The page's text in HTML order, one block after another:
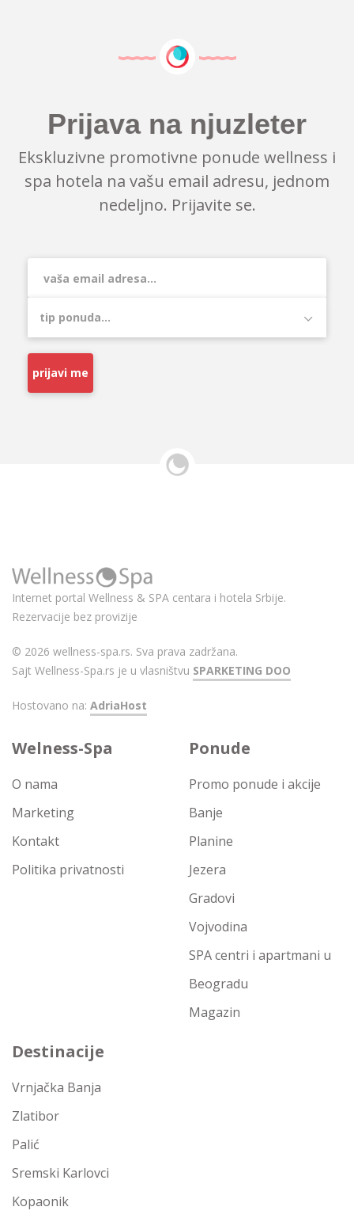
Prijava na njuzleter
Ekskluzivne promotivne ponude wellness i
spa hotela na vašu email adresu, jednom
nedeljno. Prijavite se.
prijavi me
Internet portal Wellness & SPA centara i hotela Srbije.
Rezervacije bez provizije
© 2026 wellness-spa.rs. Sva prava zadržana.
Sajt Wellness-Spa.rs je u vlasništvu SPARKETING DOO
Hostovano na: AdriaHost
Welness-Spa
O nama
Marketing
Kontakt
Politika privatnosti
Ponude
Promo ponude i akcije
Banje
Planine
Jezera
Gradovi
Vojvodina
SPA centri i apartmani u
Beogradu
Magazin
Destinacije
Vrnjačka Banja
Zlatibor
Palić
Sremski Karlovci
Kopaonik